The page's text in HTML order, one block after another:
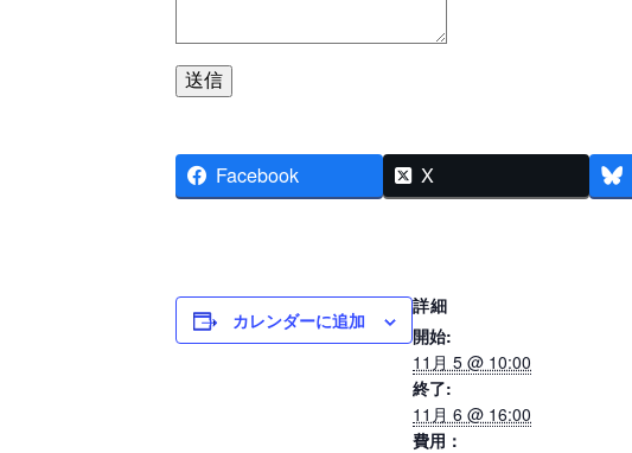
送信
Facebook X
カレンダーに追加
詳細
開始:
11月 5 @ 10:00
終了:
11月 6 @ 16:00
費用：